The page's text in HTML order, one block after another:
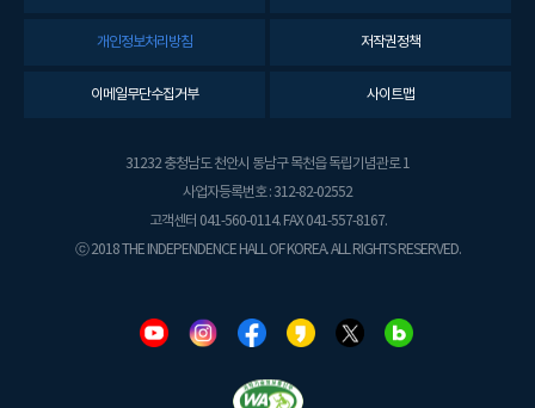
개인정보처리방침 저작권정책
이메일무단수집거부 사이트맵
31232 충청남도 천안시 동남구 목천읍 독립기념관로 1
사업자등록번호 : 312-82-02552
고객센터 041-560-0114. FAX 041-557-8167.
ⓒ 2018 THE INDEPENDENCE HALL OF KOREA. ALL RIGHTS RESERVED.